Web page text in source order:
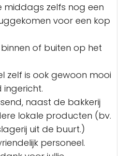
middags zelfs nog een
voor een kop
binnen of buiten op het
zelf is ook gewoon mooi
ingericht.
naast de bakkerij
lokale producten (bv.
uit de buurt.)
personeel.